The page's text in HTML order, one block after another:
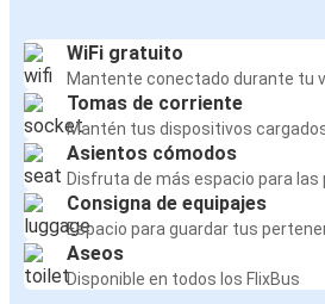
WiFi gratuito
Mantente conectado durante tu
Tomas de corriente
Mantén tus dispositivos
Asientos cómodos
Disfruta de más espacio para las
Consigna de equipajes
Espacio para guardar tus
Aseos
Disponible en todos los FlixBus